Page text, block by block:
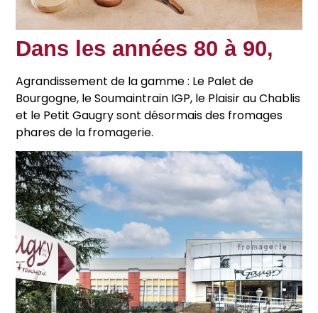
Dans les années 80 à 90,
Agrandissement de la gamme : Le Palet de
Bourgogne, le Soumaintrain IGP, le Plaisir au Chablis
et le Petit Gaugry sont désormais des fromages
phares de la fromagerie.